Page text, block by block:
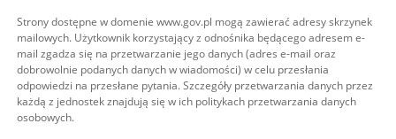
Strony dostępne w domenie www.gov.pl mogą zawierać adresy skrzynek
mailowych. Użytkownik korzystający z odnośnika będącego adresem e-
mail zgadza się na przetwarzanie jego danych (adres e-mail oraz
dobrowolnie podanych danych w wiadomości) w celu przesłania
odpowiedzi na przesłane pytania. Szczegóły przetwarzania danych przez
każdą z jednostek znajdują się w ich politykach przetwarzania danych
osobowych.